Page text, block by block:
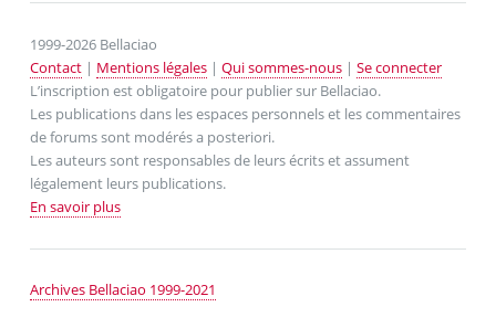
1999-2026 Bellaciao
Contact| Mentions légales| Qui sommes-nous| Se connecter
L’inscription est obligatoire pour publier sur Bellaciao.
Les publications dans les espaces personnels et les commentaires
de forums sont modérés a posteriori.
Les auteurs sont responsables de leurs écrits et assument
légalement leurs publications.
En savoir plus
Archives Bellaciao 1999-2021